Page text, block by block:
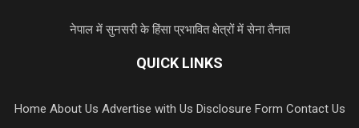
नेपाल में सुनसरी के हिंसा प्रभावित क्षेत्रों में सेना तैनात
QUICK LINKS
Home About Us Advertise with Us Disclosure Form Contact Us